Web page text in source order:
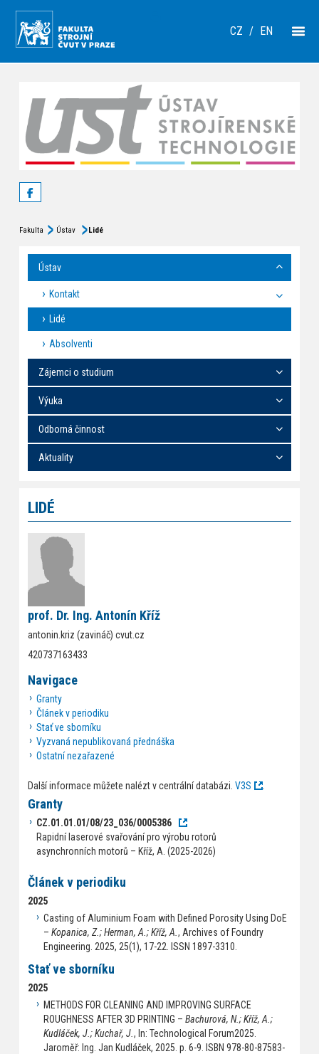
CZ / EN
Fakulta Ústav Lidé
Ústav
Kontakt
Lidé
Absolventi
Zájemci o studium
Výuka
Odborná činnost
Aktuality
LIDÉ
prof. Dr. Ing. Antonín Kříž
antonin.kriz (zavináč) cvut.cz
420737163433
Navigace
Granty
Článek v periodiku
Stať ve sborníku
Vyzvaná nepublikovaná přednáška
Ostatní nezařazené
Další informace můžete nalézt v centrální databázi. V3S .
Granty
CZ.01.01.01/08/23_036/0005386
Rapidní laserové svařování pro výrobu rotorů
asynchronních motorů – Kříž, A. (2025-2026)
Článek v periodiku
2025
Casting of Aluminium Foam with Defined Porosity Using DoE
– Kopanica, Z.; Herman, A.; Kříž, A. , Archives of Foundry
Engineering. 2025, 25(1), 17-22. ISSN 1897-3310.
Stať ve sborníku
2025
METHODS FOR CLEANING AND IMPROVING SURFACE
ROUGHNESS AFTER 3D PRINTING – Bachurová, N.; Kříž, A.;
Kudláček, J.; Kuchař, J. , In: Technological Forum2025.
Jaroměř: Ing. Jan Kudláček, 2025. p. 6-9. ISBN 978-80-87583-